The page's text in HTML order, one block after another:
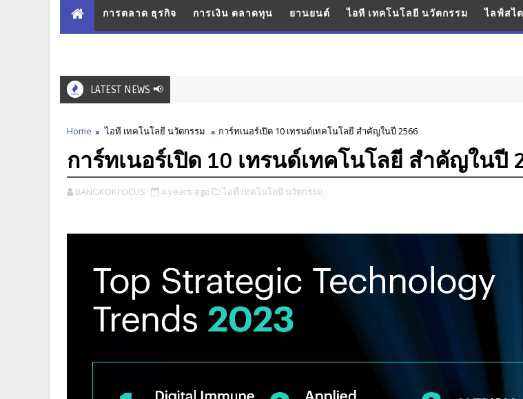
การตลาด ธุรกิจ การเงิน ตลาดทุน ยานยนต์ ไอที เทคโนโลยี นวัตกรรม ไลฟ์สไ
LATEST NEWS 📢
Home ไอที เทคโนโลยี นวัตกรรม การ์ทเนอร์เปิด 10 เทรนด์เทคโนโลยี สำคัญในปี 2566
การ์ทเนอร์เปิด 10 เทรนด์เทคโนโลยี สำคัญในปี
BANGKOKFOCUS 4 years ago ไอที เทคโนโลยี นวัตกรรม,